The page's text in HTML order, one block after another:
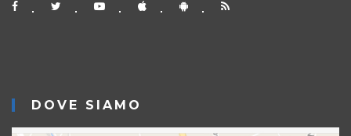
DOVE SIAMO